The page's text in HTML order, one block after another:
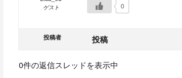
ゲスト 0
投稿者 投稿
0件の返信スレッドを表示中